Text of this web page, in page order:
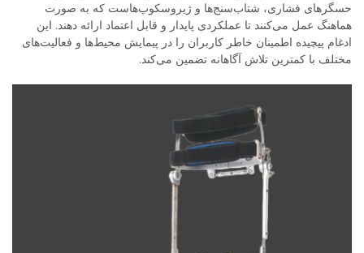
حسگرهای فشاری، شتاب‌سنج‌ها و ژیروسکوپ‌هاست که به صورت
هماهنگ عمل می‌کنند تا عملکردی پایدار و قابل اعتماد ارائه دهند. این
ادغام پیچیده اطمینان خاطر کاربران را در پیمایش محیط‌ها و فعالیت‌های
مختلف با کمترین تلاش آگاهانه تضمین می‌کند.